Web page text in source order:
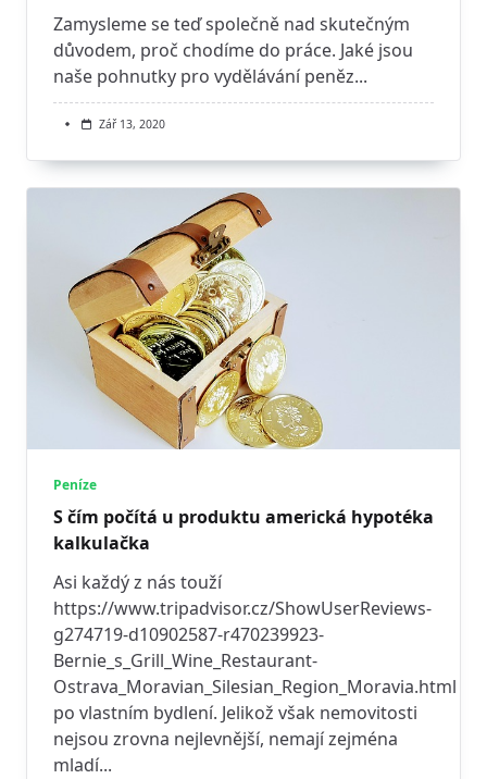
Zamysleme se teď společně nad skutečným
důvodem, proč chodíme do práce. Jaké jsou
naše pohnutky pro vydělávání peněz...
Zář 13, 2020
Peníze
S čím počítá u produktu americká hypotéka
kalkulačka
Asi každý z nás touží
https://www.tripadvisor.cz/ShowUserReviews-
g274719-d10902587-r470239923-
Bernie_s_Grill_Wine_Restaurant-
Ostrava_Moravian_Silesian_Region_Moravia.html
po vlastním bydlení. Jelikož však nemovitosti
nejsou zrovna nejlevnější, nemají zejména
mladí...